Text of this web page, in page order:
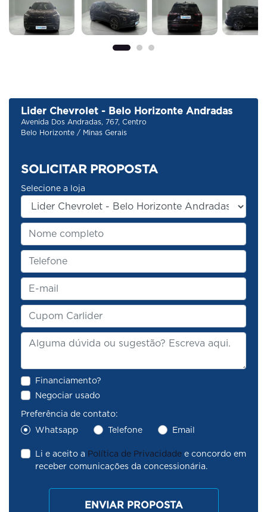
Lider Chevrolet - Belo Horizonte Andradas
Avenida Dos Andradas, 767, Centro
Belo Horizonte / Minas Gerais
SOLICITAR PROPOSTA
Selecione a loja
Financiamento?
Negociar usado
Preferência de contato:
Whatsapp
Telefone Email
Li e aceito a Política de Privacidade e concordo em
receber comunicações da concessionária.
ENVIAR PROPOSTA